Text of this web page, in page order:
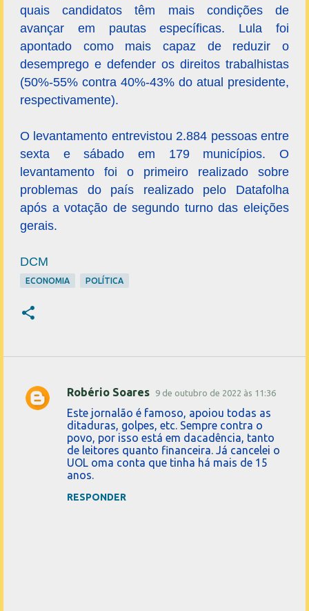
quais candidatos têm mais condições de
avançar em pautas específicas. Lula foi
apontado como mais capaz de reduzir o
desemprego e defender os direitos trabalhistas
(50%-55% contra 40%-43% do atual presidente,
respectivamente).
O levantamento entrevistou 2.884 pessoas entre
sexta e sábado em 179 municípios. O
levantamento foi o primeiro realizado sobre
problemas do país realizado pelo Datafolha
após a votação de segundo turno das eleições
gerais.
DCM
ECONOMIA POLÍTICA
C
Robério Soares 9 de outubro de 2022 às 11:36
Este jornalão é famoso, apoiou todas as
ditaduras, golpes, etc. Sempre contra o
povo, por isso está em dacadência, tanto
de leitores quanto financeira. Já cancelei o
UOL oma conta que tinha há mais de 15
anos.
RESPONDER